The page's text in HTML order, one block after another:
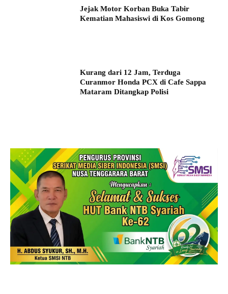
Jejak Motor Korban Buka Tabir
Kematian Mahasiswi di Kos Gomong
Kurang dari 12 Jam, Terduga
Curanmor Honda PCX di Cafe Sappa
Mataram Ditangkap Polisi